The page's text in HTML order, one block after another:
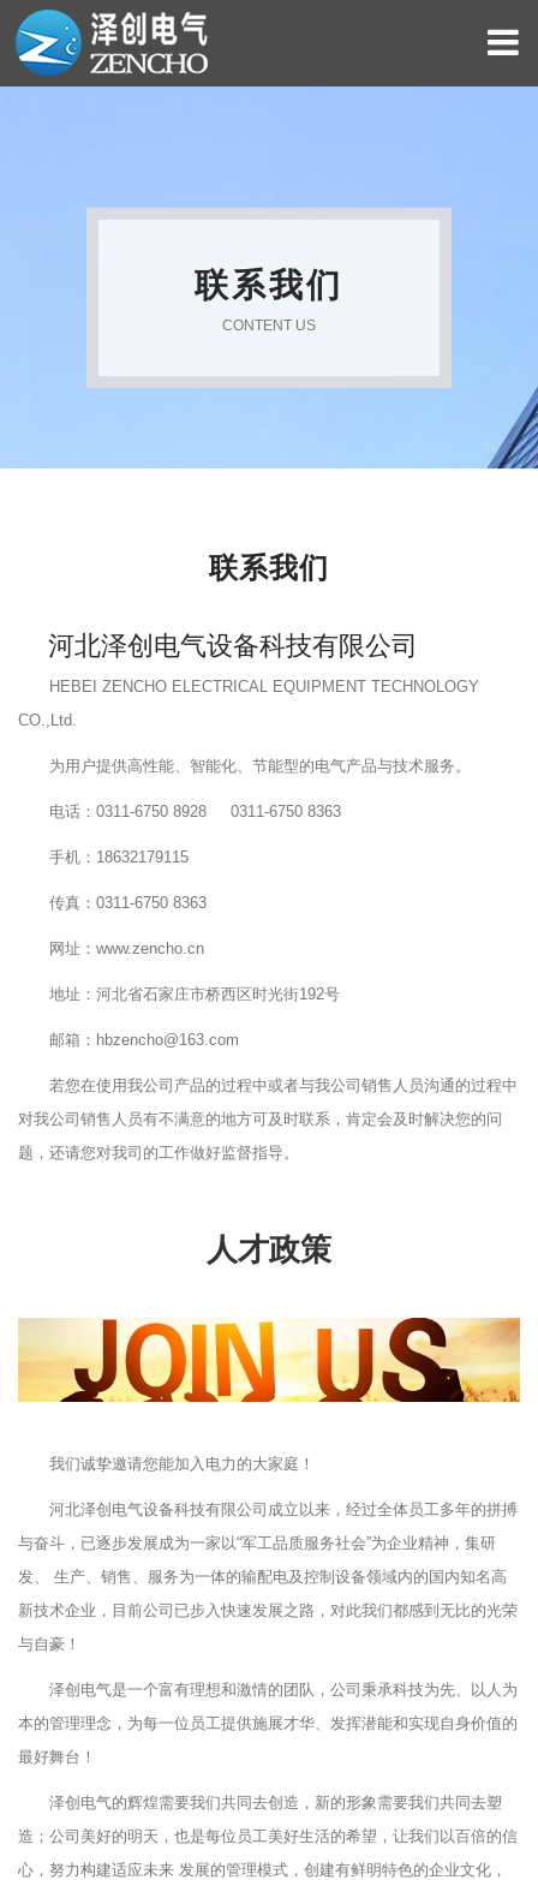
联系我们
CONTENT US
联系我们
河北泽创电气设备科技有限公司
HEBEI ZENCHO ELECTRICAL EQUIPMENT TECHNOLOGY
CO.,Ltd.
为用户提供高性能、智能化、节能型的电气产品与技术服务。
电话：0311-6750 8928 0311-6750 8363
手机：18632179115
传真：0311-6750 8363
网址：www.zencho.cn
地址：河北省石家庄市桥西区时光街192号
邮箱：hbzencho@163.com
若您在使用我公司产品的过程中或者与我公司销售人员沟通的过程中
对我公司销售人员有不满意的地方可及时联系，肯定会及时解决您的问
题，还请您对我司的工作做好监督指导。
人才政策
我们诚挚邀请您能加入电力的大家庭！
河北泽创电气设备科技有限公司成立以来，经过全体员工多年的拼搏
与奋斗，已逐步发展成为一家以“军工品质服务社会”为企业精神，集研
发、 生产、销售、服务为一体的输配电及控制设备领域内的国内知名高
新技术企业，目前公司已步入快速发展之路，对此我们都感到无比的光荣
与自豪！
泽创电气是一个富有理想和激情的团队，公司秉承科技为先、以人为
本的管理理念，为每一位员工提供施展才华、发挥潜能和实现自身价值的
最好舞台！
泽创电气的辉煌需要我们共同去创造，新的形象需要我们共同去塑
造；公司美好的明天，也是每位员工美好生活的希望，让我们以百倍的信
心，努力构建适应未来 发展的管理模式，创建有鲜明特色的企业文化，